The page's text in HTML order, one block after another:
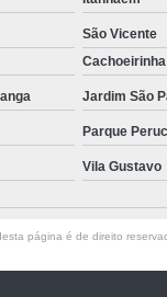
São Vicente
Cachoeirinha
Jardim São
Parque
Vila Gustavo
página é de direito